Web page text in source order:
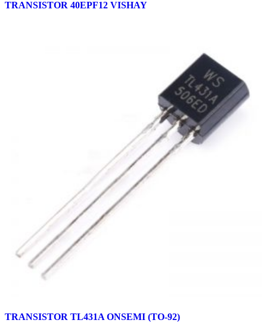
TRANSISTOR 40EPF12 VISHAY
TRANSISTOR TL431A ONSEMI (TO-92)